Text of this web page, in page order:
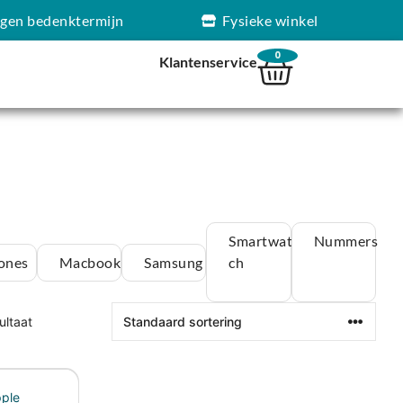
bedenktermijn Fysieke winkel
Klantenservice 0
Macbook Samsung
Smartwat
ch
Nummers